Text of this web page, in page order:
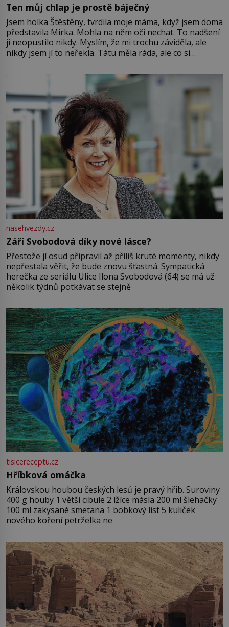
Ten můj chlap je prostě báječný
Jsem holka Štěstěny, tvrdila moje máma, když jsem doma
představila Mirka. Mohla na něm oči nechat. To nadšení
ji neopustilo nikdy. Myslím, že mi trochu záviděla, ale
nikdy jsem jí to neřekla. Tátu měla ráda, ale co si
Jsme spolu moc rádi Tehdy byla jiná doba, když
nasehvezdy.cz
Září Svobodová díky nové lásce?
Přestože jí osud připravil až příliš kruté momenty, nikdy
nepřestala věřit, že bude znovu šťastná. Sympatická
herečka ze seriálu Ulice Ilona Svobodová (64) se má už
několik týdnů potkávat se stejně
tisicereceptu.cz
Hříbková omáčka
Královskou houbou českých lesů je pravý hřib. Suroviny
400 g houby 1 větší cibule 2 lžíce másla 200 ml šlehačky
100 ml zakysané smetana 1 bobkový list 5 kuliček
nového koření petrželka ne